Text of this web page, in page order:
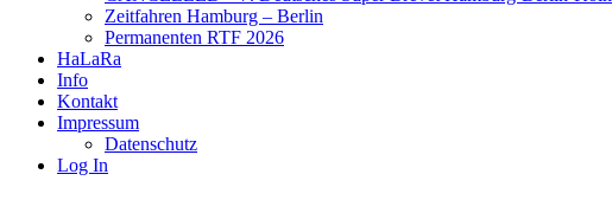
Zeitfahren Hamburg – Berlin
Permanenten RTF 2026
HaLaRa
Info
Kontakt
Impressum
Datenschutz
Log In